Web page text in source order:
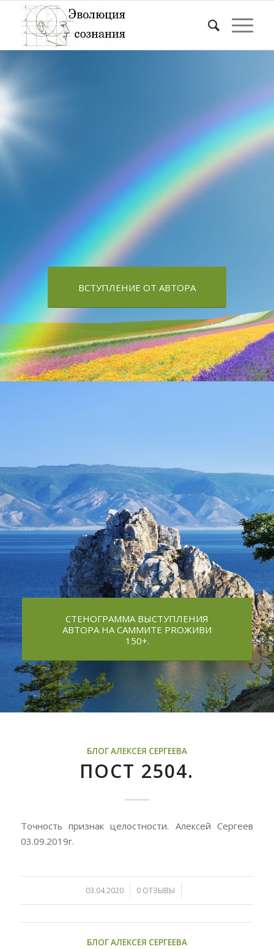
ВСТУПЛЕНИЕ ОТ АВТОРА
СТЕНОГРАММА ВЫСТУПЛЕНИЯ
АВТОРА НА САММИТЕ PROЖИВИ
150+.
БЛОГ АЛЕКСЕЯ СЕРГЕЕВА
ПОСТ 2504.
Точность признак целостности. Алексей Сергеев
03.09.2019г.
03.04.2020
/ 0 ОТЗЫВЫ
/
БЛОГ АЛЕКСЕЯ СЕРГЕЕВА